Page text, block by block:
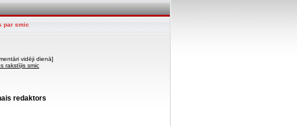
par smic
vidēji dienā]
rakstījis smic
redaktors